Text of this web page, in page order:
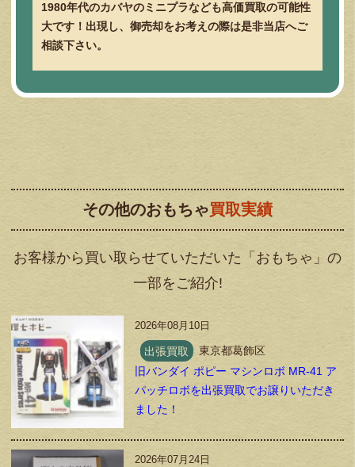
1980年代のカバヤのミニプラなども高価買取の可能性
大です！出現し、御売却をお考えの際は是非当店へご
相談下さい。
その他のおもちゃ買取実績
お客様から買い取らせていただいた「おもちゃ」の
一部をご紹介!
2026年08月10日
出張買取
東京都葛飾区
旧バンダイ ポピー マシンロボ MR-41 ア
パッチロボを出張買取でお譲りいただき
ました！
2026年07月24日